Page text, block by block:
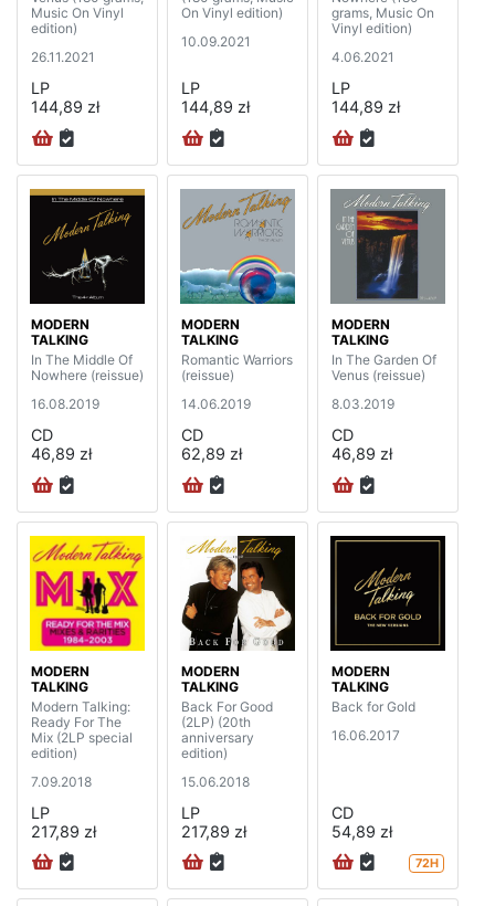
Music On Vinyl
edition)
26.11.2021
LP
144,89 zł
On Vinyl edition)
10.09.2021
LP
144,89 zł
grams, Music On
Vinyl edition)
4.06.2021
LP
144,89 zł
MODERN
TALKING
In The Middle Of
Nowhere (reissue)
16.08.2019
CD
46,89 zł
MODERN
TALKING
Romantic Warriors
(reissue)
14.06.2019
CD
62,89 zł
MODERN
TALKING
In The Garden Of
Venus (reissue)
8.03.2019
CD
46,89 zł
MODERN
TALKING
Modern Talking:
Ready For The
Mix (2LP special
edition)
7.09.2018
LP
217,89 zł
MODERN
TALKING
Back For Good
(2LP) (20th
anniversary
edition)
15.06.2018
LP
217,89 zł
MODERN
TALKING
Back for Gold
16.06.2017
CD
54,89 zł
72H